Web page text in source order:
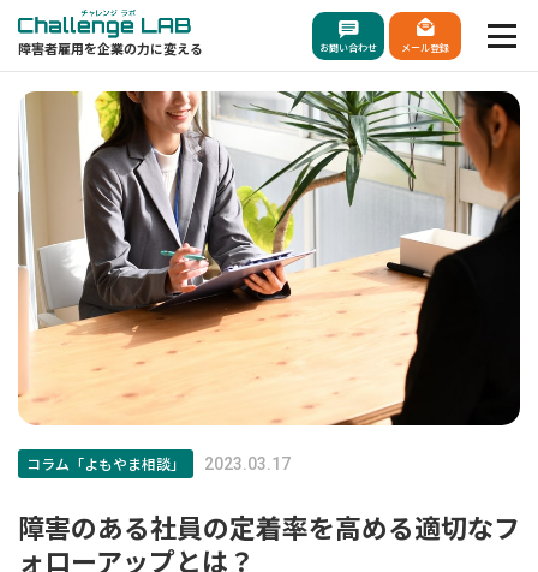
障害者雇用を企業の力に変える お問い合わせ メール登録
コラム「よもやま相談」 2023.03.17
障害のある社員の定着率を高める適切なフ
ォローアップとは？